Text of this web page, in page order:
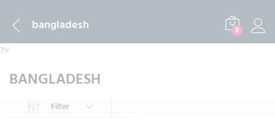
bangladesh 0
?>
BANGLADESH
Filter